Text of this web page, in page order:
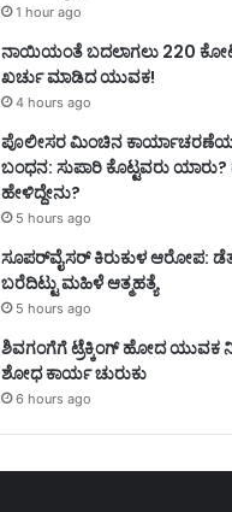
1 hour ago
ನಾಯಿಯಂತೆ ಬದಲಾಗಲು 220
ಖರ್ಚು ಮಾಡಿದ ಯುವಕ!
4 hours ago
ಪೊಲೀಸರ ಮಿಂಚಿನ
ಬಂಧನ: ಸುಪಾರಿ ಕೊಟ್ಟವರು
ಹೇಳಿದ್ದೇನು?
5 hours ago
ಸೂಪರ್‌ವೈಸರ್‌ ಕಿರುಕುಳ ಆರೋಪ:
ಬರೆದಿಟ್ಟು ಮಹಿಳೆ ಆತ್ಮಹತ್ಯೆ
5 hours ago
ಶಿವಗಂಗೆಗೆ ಟ್ರೆಕ್ಕಿಂಗ್‌ ಹೋದ ಯುವಕ
ಶೋಧ ಕಾರ್ಯ ಚುರುಕು
6 hours ago